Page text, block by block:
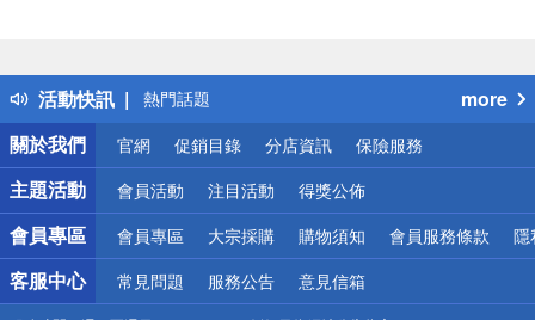
活動快訊
得獎公告
熱門話題
銀行優惠
偏遠地區配送
詐騙網頁！請小心！
more
關於我們
官網 促銷目錄 分店資訊 保險服務
主題活動 會員活動 注目活動 得獎公佈
會員專區 會員專區 大宗採購 購物須知 會員服務條款 隱
客服中心 常見問題 服務公告 意見信箱